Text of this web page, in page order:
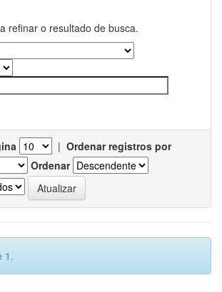
refinar o resultado de busca.
| Ordenar registros por
Ordenar
1.